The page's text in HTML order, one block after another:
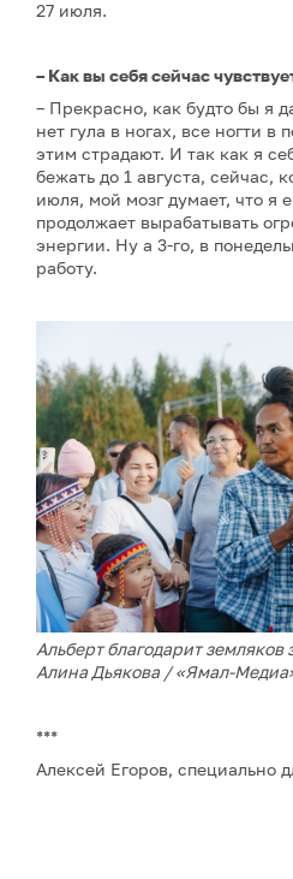
27 июля.
– Как вы себя сейчас
– Прекрасно, как будто бы я
нет гула в ногах, все ногти в
этим страдают. И так как я
бежать до 1 августа, сейчас,
июля, мой мозг думает, что я
продолжает вырабатывать
энергии. Ну а 3-го, в
работу.
Альберт благодарит
Алина Дьякова / «Ямал-
***
Алексей Егоров, специально